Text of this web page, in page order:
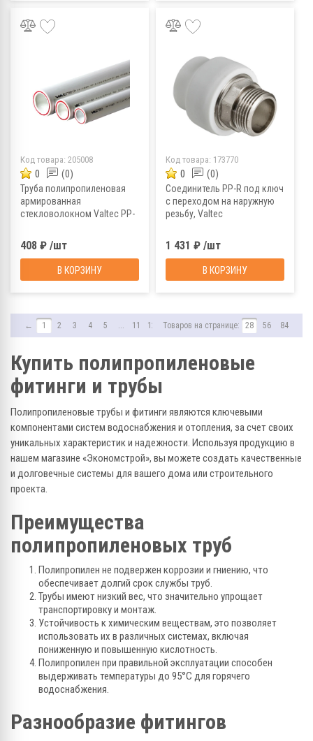
Код товара: 205008
0 (0)
Труба полипропиленовая
армированная
стекловолокном Valtec PP-
2 м, 25х3,
...
408 ₽ /шт
В КОРЗИНУ
Код товара: 173770
0 (0)
Соединитель PP-R под ключ
с переходом на наружную
резьбу, Valtec
1 431 ₽ /шт
В КОРЗИНУ
← 1 2 3 4 5 ... 11 12 →
Товаров на странице: 28 56 84
Купить полипропиленовые
фитинги и трубы
Полипропиленовые трубы и фитинги являются ключевыми
компонентами систем водоснабжения и отопления, за счет своих
уникальных характеристик и надежности. Используя продукцию в
нашем магазине «Экономстрой», вы можете создать качественные
и долговечные системы для вашего дома или строительного
проекта.
Преимущества
полипропиленовых труб
Полипропилен не подвержен коррозии и гниению, что
обеспечивает долгий срок службы труб.
Трубы имеют низкий вес, что значительно упрощает
транспортировку и монтаж.
Устойчивость к химическим веществам, это позволяет
использовать их в различных системах, включая
пониженную и повышенную кислотность.
Полипропилен при правильной эксплуатации способен
выдерживать температуры до 95°C для горячего
водоснабжения.
Разнообразие фитингов